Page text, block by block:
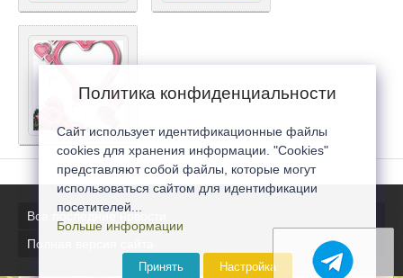
Все последние новости
Полная версия сайта
Политика конфиденциальности
Сайт использует идентификационные файлы
cookies для хранения информации. "Cookies"
представляют собой файлы, которые могут
использоваться сайтом для идентификации
посетителей...
Больше информации
Принять Настройка